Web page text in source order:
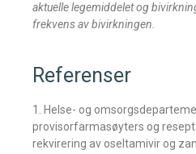
aktuelle legemiddelet og
frekvens av bivirkningen.
Referenser
1. Helse- og
provisorfarmasøyters og
rekvirering av oseltamivir og